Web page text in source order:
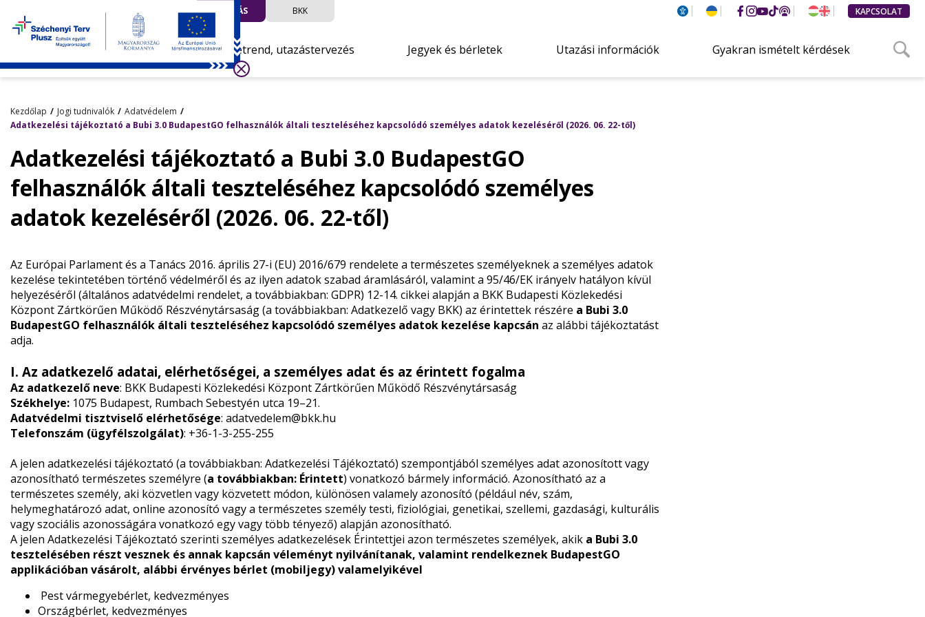
UTAZÁS BKK KAPCSOLAT
Menetrend, utazástervezés Jegyek és bérletek Utazási információk Gyakran ismételt kérdések
Kezdőlap Jogi tudnivalók
Adatvédelem
Adatkezelési tájékoztató a Bubi 3.0 BudapestGO felhasználók általi teszteléséhez kapcsolódó személyes adatok kezeléséről (2026. 06. 22-től)
Adatkezelési tájékoztató a Bubi 3.0 BudapestGO
felhasználók általi teszteléséhez kapcsolódó személyes
adatok kezeléséről (2026. 06. 22-től)
Az Európai Parlament és a Tanács 2016. április 27-i (EU) 2016/679 rendelete a természetes személyeknek a személyes adatok
kezelése tekintetében történő védelméről és az ilyen adatok szabad áramlásáról, valamint a 95/46/EK irányelv hatályon kívül
helyezéséről (általános adatvédelmi rendelet, a továbbiakban: GDPR) 12-14. cikkei alapján a BKK Budapesti Közlekedési
Központ Zártkörűen Működő Részvénytársaság (a továbbiakban: Adatkezelő vagy BKK) az érintettek részére a Bubi 3.0
BudapestGO felhasználók általi teszteléséhez kapcsolódó személyes adatok kezelése kapcsán az alábbi tájékoztatást
adja.
I. Az adatkezelő adatai, elérhetőségei, a személyes adat és az érintett fogalma
Az adatkezelő neve: BKK Budapesti Közlekedési Központ Zártkörűen Működő Részvénytársaság
Székhelye:1075 Budapest, Rumbach Sebestyén utca 19–21.
Adatvédelmi tisztviselő elérhetősége: adatvedelem@bkk.hu
Telefonszám (ügyfélszolgálat): +36-1-3-255-255
A jelen adatkezelési tájékoztató (a továbbiakban: Adatkezelési Tájékoztató) szempontjából személyes adat azonosított vagy
azonosítható természetes személyre (a továbbiakban: Érintett) vonatkozó bármely információ. Azonosítható az a
természetes személy, aki közvetlen vagy közvetett módon, különösen valamely azonosító (például név, szám,
helymeghatározó adat, online azonosító vagy a természetes személy testi, fiziológiai, genetikai, szellemi, gazdasági, kulturális
vagy szociális azonosságára vonatkozó egy vagy több tényező) alapján azonosítható.
A jelen Adatkezelési Tájékoztató szerinti személyes adatkezelések Érintettjei azon természetes személyek, akik a Bubi 3.0
tesztelésében részt vesznek és annak kapcsán véleményt nyilvánítanak, valamint rendelkeznek BudapestGO
applikációban vásárolt, alábbi érvényes bérlet (mobiljegy) valamelyikével
Pest vármegyebérlet, kedvezményes
Országbérlet, kedvezményes